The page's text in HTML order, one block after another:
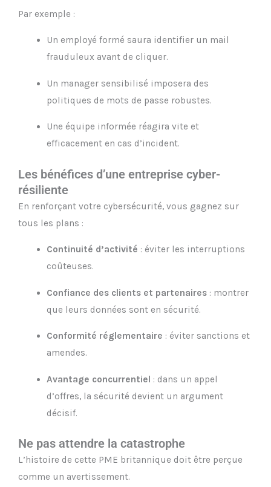
Par exemple :
Un employé formé saura identifier un mail
frauduleux avant de cliquer.
Un manager sensibilisé imposera des
politiques de mots de passe robustes.
Une équipe informée réagira vite et
efficacement en cas d’incident.
Les bénéfices d’une entreprise cyber-
résiliente
En renforçant votre cybersécurité, vous gagnez sur
tous les plans :
Continuité d’activité : éviter les interruptions
coûteuses.
Confiance des clients et partenaires: montrer
que leurs données sont en sécurité.
Conformité réglementaire : éviter sanctions et
amendes.
Avantage concurrentiel : dans un appel
d’offres, la sécurité devient un argument
décisif.
Ne pas attendre la catastrophe
L’histoire de cette PME britannique doit être perçue
comme un avertissement.